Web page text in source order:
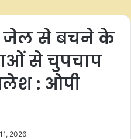
जेल से बचने के
से चुपचाप
: ओपी
2026